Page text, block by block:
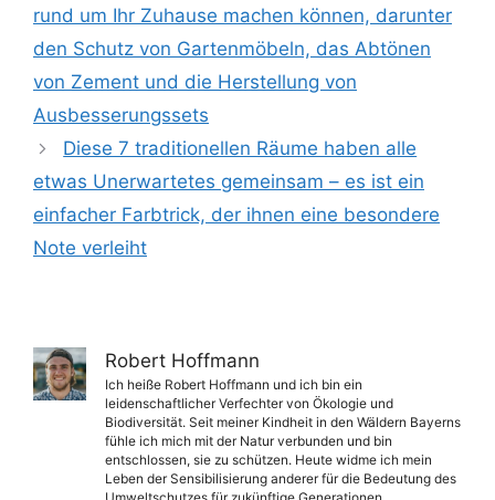
rund um Ihr Zuhause machen können, darunter
den Schutz von Gartenmöbeln, das Abtönen
von Zement und die Herstellung von
Ausbesserungssets
Diese 7 traditionellen Räume haben alle
etwas Unerwartetes gemeinsam – es ist ein
einfacher Farbtrick, der ihnen eine besondere
Note verleiht
Robert Hoffmann
Ich heiße Robert Hoffmann und ich bin ein
leidenschaftlicher Verfechter von Ökologie und
Biodiversität. Seit meiner Kindheit in den Wäldern Bayerns
fühle ich mich mit der Natur verbunden und bin
entschlossen, sie zu schützen. Heute widme ich mein
Leben der Sensibilisierung anderer für die Bedeutung des